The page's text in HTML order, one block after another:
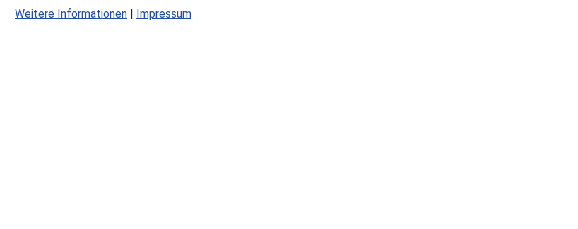
Weitere Informationen | Impressum